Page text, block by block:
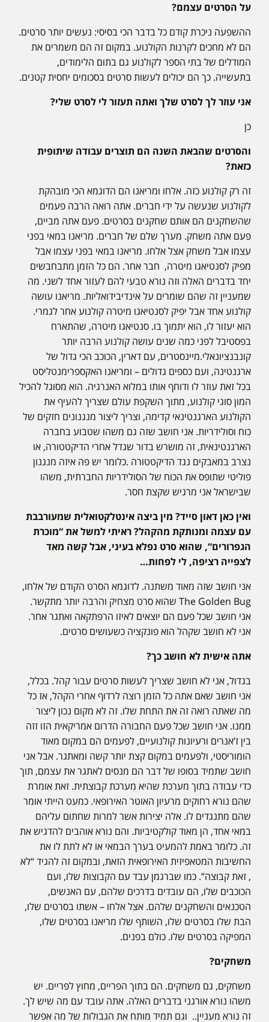
על הסרטים עצמם?
ההשפעה ניכרת קודם כל בדבר הכי בסיסי: נעשים יותר סרטים.
הם לא מחכים לקרנות הקולנוע. במקום זה הם משמרים את
המודלים של בתי הספר לקולנוע גם בתום הלימודים,
בתעשייה. כך הם יכולים לעשות סרטים בסכומים יחסית קטנים.
אני עוזר לך לסרט שלך ואתה תעזור לי לסרט שלי?
כן
והסרטים שהבאת השנה הם תוצרים עבודה שיתופית
כזאת?
זה רק קולנוע כזה. אלחו ומריאנו הם הדוגמא הכי מובהקת
לקולנוע שנעשה על ידי חברים. אתה רואה הרבה פעמים
שהשחקנים הם אותם שחקנים בסרטים. פעם אתה מביים,
פעם אתה משחק. מערך שלם של חברים. מריאנו במאי בפני
עצמו אבל משחק אצל אלחו. מריאנו במאי בפני עצמו אבל
מפיק לסנטיאגו מיטרה, חבר אחר. הם כל הזמן מתבחבשים
יחד בדברים האלה וזה נורא טבעי להם לעזור אחד לשני. מה
שמעניין זה שהם שומרים על אינדיבידואליות. מריאנו עושה
קולנוע אחד אבל יפיק לסנטיאגו מיטרה קולנוע אחר לגמרי.
הוא יעזור לו, הוא יתמוך בו. סנטיאגו מיטרה, שהתארח
בפסטיבל לפני כמה שנים עושה קולנוע הרבה יותר
קונבנציונאלי.מיינסטרים, עם דארין, הכוכב הכי גדול של
ארגנטינה, ועם כספים גדולים – ומריאנו האקספרימנטליסט
בכל זאת עוזר לו ודוחף אותו במלוא האנרגיה. הוא מסוגל להכיל
המון סוגי קולנוע, מתוך השקפת עולם שצריך להעיף את
הקולנוע הארגנטינאי קדימה, וצריך ליצור מנגנונים חזקים של
כוח וסולידריות. אני חושב שזה גם משהו שטבוע בחברה
הארגנטינאית, זה מושרש בדור שגדל אחרי הדיקטטורה, או
נצרב במאבקים נגד הדיקטטורה .כלומר יש פה איזה מנגנון
פוליטי שתופס את הכוח של הסולידריות החברתית, משהו
שבישראל אני מרגיש שקצת חסר.
ואין כאן דאון סייד? מין ביצה אינטלקטואלית שמעורבבת
עם עצמה ומנותקת מהקהל? ראיתי למשל את “מוכרת
הגפרורים“, שהוא סרט נפלא בעיני, אבל קשה מאד
לצפייה רציפה, לי לפחות…
אני חושב שזה מאוד משתנה. לדוגמא הסרט הקודם של אלחו,
The Golden Bug שהוא סרט מצחיק והרבה יותר מתקשר.
אני חושב שכל פעם הם יוצאים לאיזו הרפתקאה ואתגר אחר.
אני לא חושב שקהל הוא פונקציה כשעושים סרטים.
אתה אישית לא חושב כך?
בגדול, אני לא חושב שצריך לעשות סרטים עבור קהל. בכלל,
אני חושב שאם אתה כל הזמן רוצה לרדוף אחרי הקהל, אז כל
מה שאתה רואה זה את התחת שלו. זה לא מקום נכון ליצור
ממנו. אני חושב שכל פעם החבורה הדרום אמריקאית הזו זזה
בין ז’אנרים ורעיונות קולנועיים, לפעמים הם במקום מאוד
הומוריסטי, ולפעמים במקום קצת יותר קשה ומאתגר. אבל אני
חושב שתמיד בסופו של דבר הם מנסים לאתגר את עצמם, תוך
כדי עבודה בתוך מערכת שהיא מערכת קבוצתית. זאת אומרת
שהם נורא רחוקים מרעיון האוטר האירופאי. כמעט הייתי אומר
שהם מתנגדים לו. אלה יצירות אשר למרות שחתום עליהם
במאי אחד, הן מאוד קולקטיביות. והם נורא אוהבים להדגיש את
זה. כלומר באמת להמעיט בערך הבמאי או לא לתת לו את
החשיבות המטאפיזית האירופאית הזאת, ובמקום זה להגיד “לא
, זאת קבוצה”. כמו שברגמן עבד עם הקבוצות שלו, ועם
הכוכבים שלו, הם עובדים בדרכים שלהם, עם האנשים,
הטכנאים והשחקנים שלהם. אצל אלחו – אשתו בסרטים שלו,
הבת שלו בסרטים שלו, השותף שלו מריאנו בסרטים שלו,
המפיקה בסרטים שלו. כולם בפנים.
משחקים?
משחקים, גם משחקים. הם בתוך הפריים, מחוץ לפריים. יש
משהו נורא אורגני בדברים האלה. אתה עובד עם מה שיש לך.
זה נורא מעניין.. וגם תמיד מותח את הגבולות של מה אפשר